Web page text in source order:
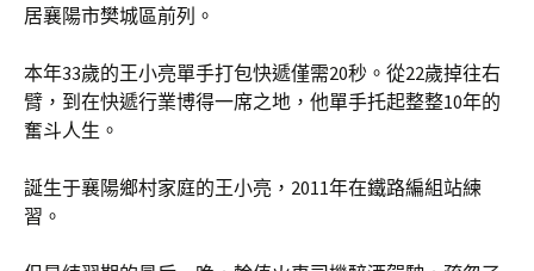
居襄陽市樊城區前列。
本年33歲的王小亮單手打包快遞僅需20秒。從22歲掉往右
臂，到在快遞行業博得一席之地，他單手托起整整10年的
奮斗人生。
誕生于襄陽鄉村家庭的王小亮，2011年在鐵路編組站練
習。